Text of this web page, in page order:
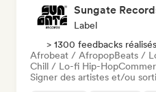
Sungate
Label
> 1300 feedbacks réalisés
Afrobeat / AfropopBeats /
Chill / Lo-fi Hip-Hop
Signer des artistes et/ou